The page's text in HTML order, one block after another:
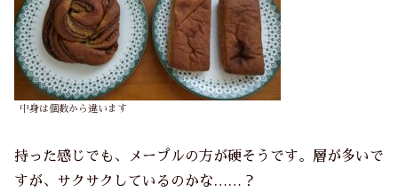
中身は個数から違います
持った感じでも、メープルの方が硬そうです。層が多いで
すが、サクサクしているのかな……？